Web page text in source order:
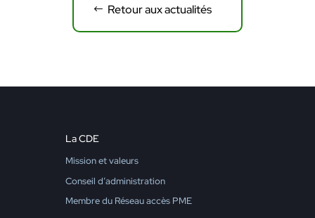
Retour aux actualités
La CDE
Mission et valeurs
Conseil d’administration
Membre du Réseau accès PME